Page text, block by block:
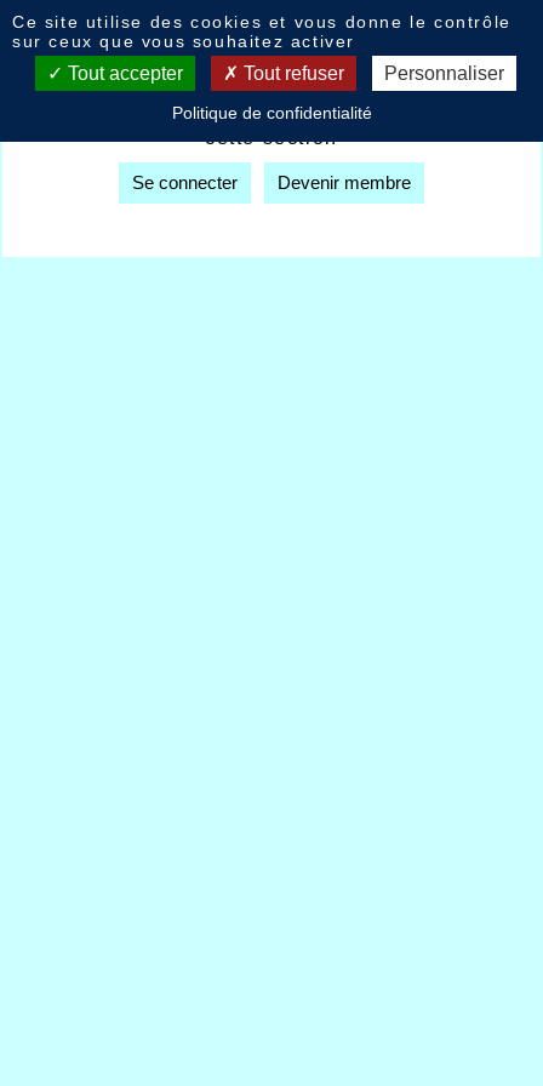
Forum
Vous devez être membre autorisé pour accéder à
cette section
Se connecter Devenir membre
Ce site utilise des cookies et vous donne le contrôle
sur ceux que vous souhaitez activer
Tout accepter Tout refuser Personnaliser
Politique de confidentialité